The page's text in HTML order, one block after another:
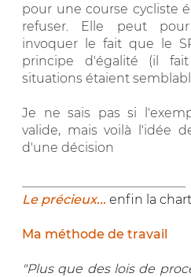
pour une course cycliste
refuser. Elle peut
invoquer le fait que le
principe d'égalité (il
situations étaient
Je ne sais pas si
valide, mais voilà l'idée
d'une décision
Le précieux... enfin la
Ma méthode de travail
"Plus que des lois de